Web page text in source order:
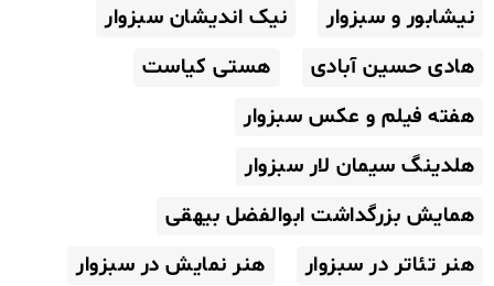
نیشابور و سبزوار
نیک اندیشان سبزوار
هادی حسین آبادی
هستی کیاست
هفته فیلم و عکس سبزوار
هلدینگ سیمان لار سبزوار
همایش بزرگداشت ابوالفضل بیهقی
هنر تئاتر در سبزوار
هنر نمایش در سبزوار